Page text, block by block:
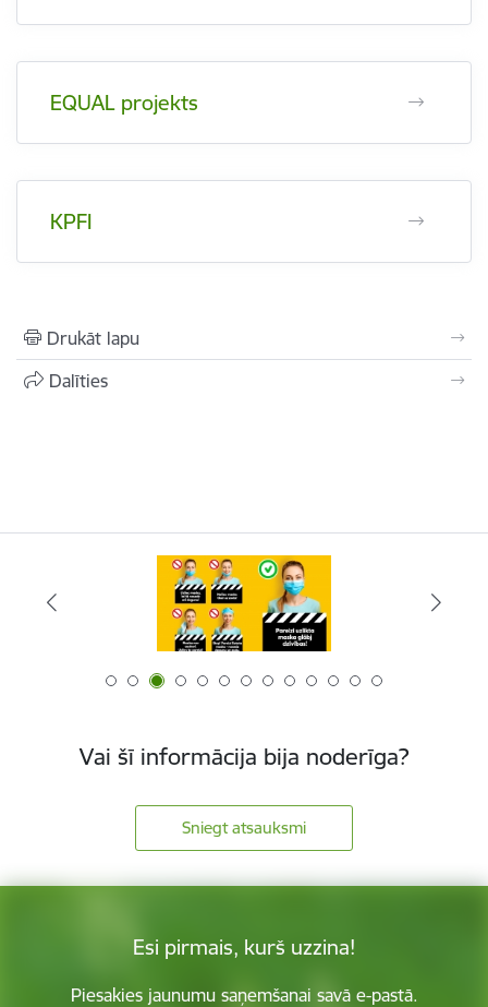
EQUAL projekts
KPFI
Drukāt lapu
Dalīties
Vai šī informācija bija noderīga?
Sniegt atsauksmi
Esi pirmais, kurš uzzina!
Piesakies jaunumu saņemšanai savā e-pastā.